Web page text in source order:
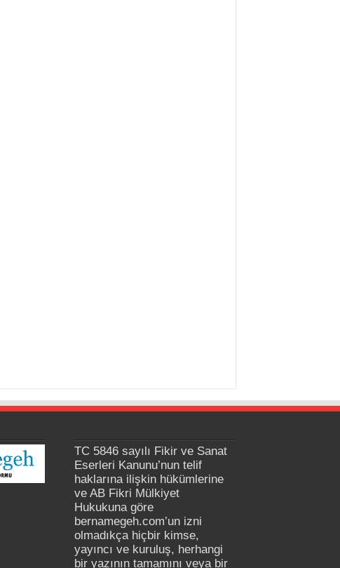
TC 5846 sayılı Fikir ve Sanat
Eserleri Kanunu’nun telif
haklarına ilişkin hükümlerine
ve AB Fikri Mülkiyet
Hukukuna göre
bernamegeh.com’un izni
olmadıkça hiçbir kimse,
yayıncı ve kuruluş, herhangi
bir yazının tamamını veya bir